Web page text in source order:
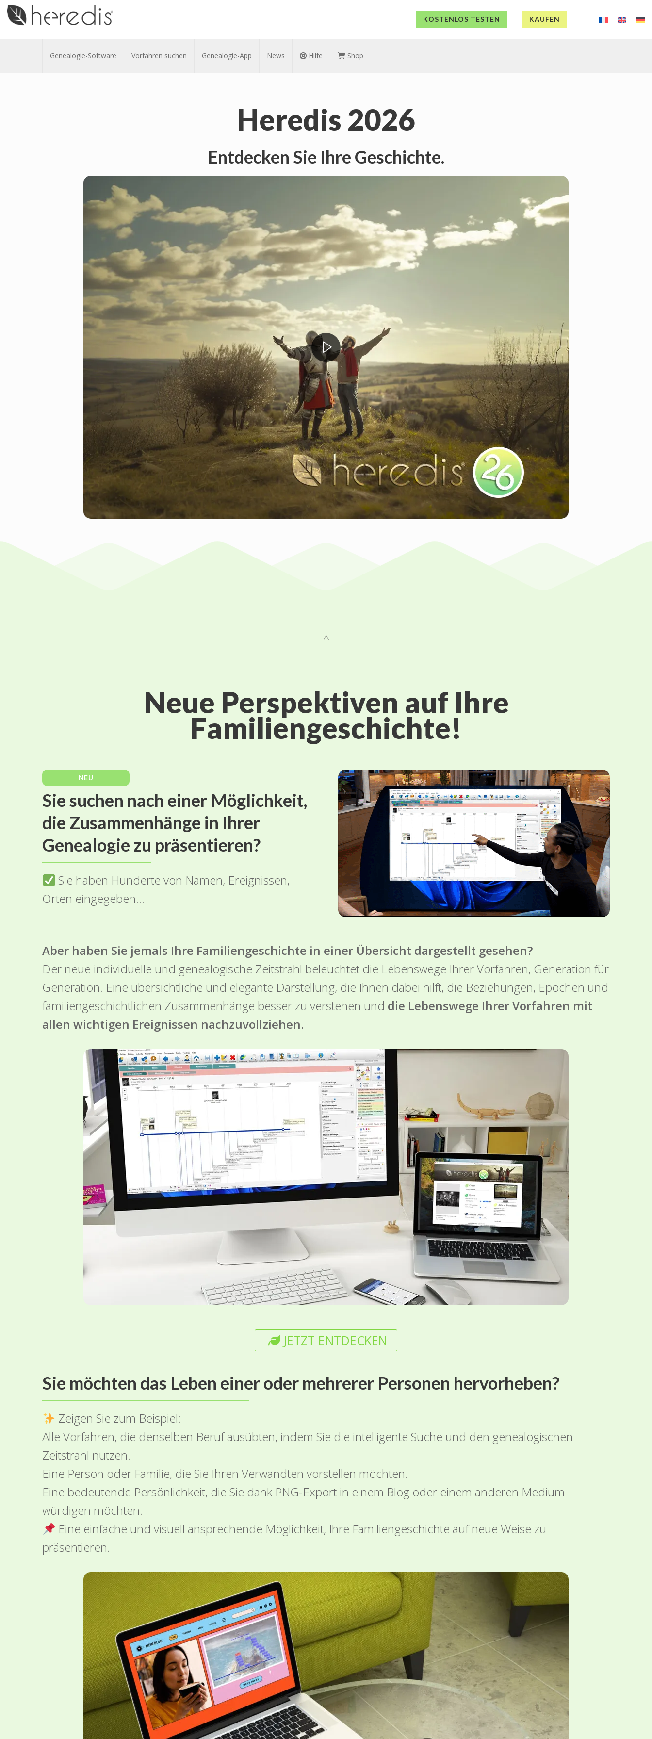
KOSTENLOS TESTEN KAUFEN
Genealogie-Software Vorfahren suchen Genealogie-App News Hilfe Shop
Heredis 2026
Entdecken Sie Ihre Geschichte.
Neue Perspektiven auf Ihre
Familiengeschichte!
NEU
Sie suchen nach einer Möglichkeit,
die Zusammenhänge in Ihrer
Genealogie zu präsentieren?
Sie haben Hunderte von Namen, Ereignissen,
Orten eingegeben…
Aber haben Sie jemals Ihre Familiengeschichte in einer Übersicht dargestellt gesehen?
Der neue individuelle und genealogische Zeitstrahl beleuchtet die Lebenswege Ihrer Vorfahren, Generation für
Generation. Eine übersichtliche und elegante Darstellung, die Ihnen dabei hilft, die Beziehungen, Epochen und
familiengeschichtlichen Zusammenhänge besser zu verstehen und die Lebenswege Ihrer Vorfahren mit
allen wichtigen Ereignissen nachzuvollziehen.
JETZT ENTDECKEN
Sie möchten das Leben einer oder mehrerer Personen hervorheben?
Zeigen Sie zum Beispiel:
Alle Vorfahren, die denselben Beruf ausübten, indem Sie die intelligente Suche und den genealogischen
Zeitstrahl nutzen.
Eine Person oder Familie, die Sie Ihren Verwandten vorstellen möchten.
Eine bedeutende Persönlichkeit, die Sie dank PNG-Export in einem Blog oder einem anderen Medium
würdigen möchten.
Eine einfache und visuell ansprechende Möglichkeit, Ihre Familiengeschichte auf neue Weise zu
präsentieren.